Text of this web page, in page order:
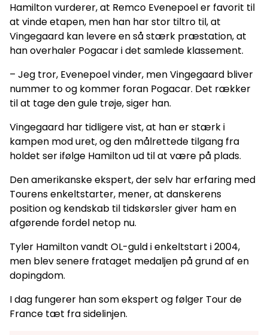
Hamilton vurderer, at Remco Evenepoel er favorit til
at vinde etapen, men han har stor tiltro til, at
Vingegaard kan levere en så stærk præstation, at
han overhaler Pogacar i det samlede klassement.
– Jeg tror, Evenepoel vinder, men Vingegaard bliver
nummer to og kommer foran Pogacar. Det rækker
til at tage den gule trøje, siger han.
Vingegaard har tidligere vist, at han er stærk i
kampen mod uret, og den målrettede tilgang fra
holdet ser ifølge Hamilton ud til at være på plads.
Den amerikanske ekspert, der selv har erfaring med
Tourens enkeltstarter, mener, at danskerens
position og kendskab til tidskørsler giver ham en
afgørende fordel netop nu.
Tyler Hamilton vandt OL-guld i enkeltstart i 2004,
men blev senere frataget medaljen på grund af en
dopingdom.
I dag fungerer han som ekspert og følger Tour de
France tæt fra sidelinjen.